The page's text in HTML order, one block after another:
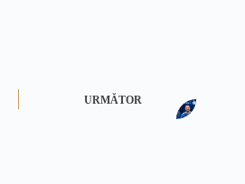
URMĂTOR